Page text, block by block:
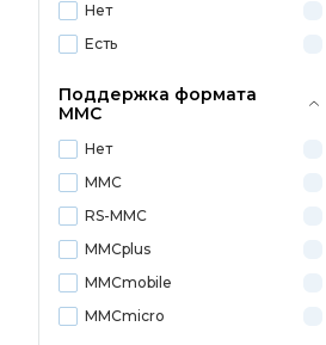
Нет
Есть
Поддержка формата
MMC
Нет
MMC
RS-MMC
MMCplus
MMCmobile
MMCmicro